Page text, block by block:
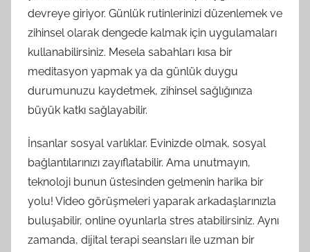
devreye giriyor. Günlük rutinlerinizi düzenlemek ve
zihinsel olarak dengede kalmak için uygulamaları
kullanabilirsiniz. Mesela sabahları kısa bir
meditasyon yapmak ya da günlük duygu
durumunuzu kaydetmek, zihinsel sağlığınıza
büyük katkı sağlayabilir.
İnsanlar sosyal varlıklar. Evinizde olmak, sosyal
bağlantılarınızı zayıflatabilir. Ama unutmayın,
teknoloji bunun üstesinden gelmenin harika bir
yolu! Video görüşmeleri yaparak arkadaşlarınızla
buluşabilir, online oyunlarla stres atabilirsiniz. Aynı
zamanda, dijital terapi seansları ile uzman bir